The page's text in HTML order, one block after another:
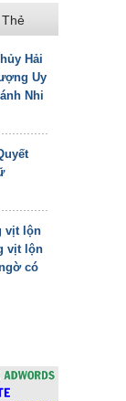
Thẻ
Hải
Uy
Nhi
vịt lộn
vịt lộn
có